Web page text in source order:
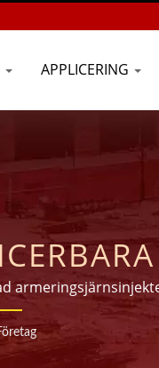
APPLICERING
USE